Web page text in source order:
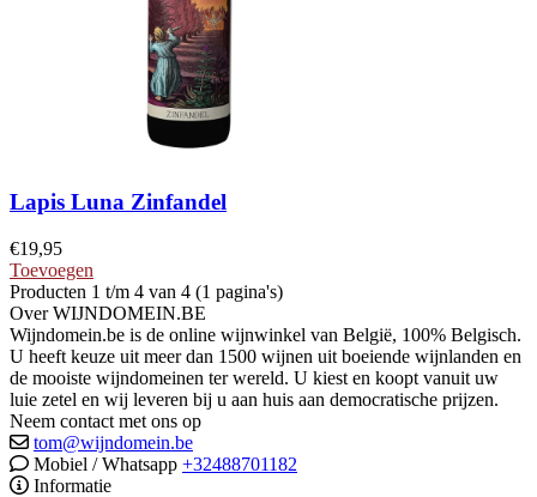
Lapis Luna Zinfandel
€19,95
Toevoegen
Producten 1 t/m 4 van 4 (1 pagina's)
Over WIJNDOMEIN.BE
Wijndomein.be is de online wijnwinkel van België, 100% Belgisch.
U heeft keuze uit meer dan 1500 wijnen uit boeiende wijnlanden en
de mooiste wijndomeinen ter wereld. U kiest en koopt vanuit uw
luie zetel en wij leveren bij u aan huis aan democratische prijzen.
Neem contact met ons op
tom@wijndomein.be
Mobiel / Whatsapp +32488701182
Informatie